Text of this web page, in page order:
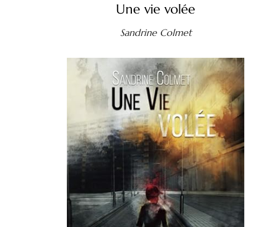
Une vie volée
Sandrine Colmet